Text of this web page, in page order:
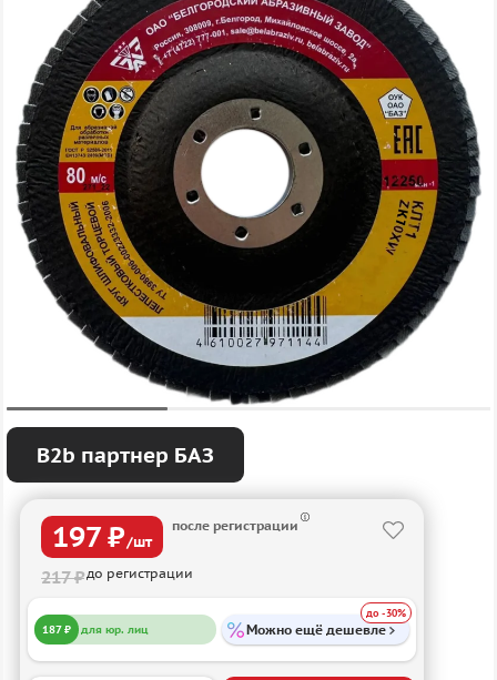
B2b партнер БАЗ
197 ₽/шт
после регистрации
217 ₽до регистрации
187 ₽ для юр. лиц Можно ещё дешевле
до -30%